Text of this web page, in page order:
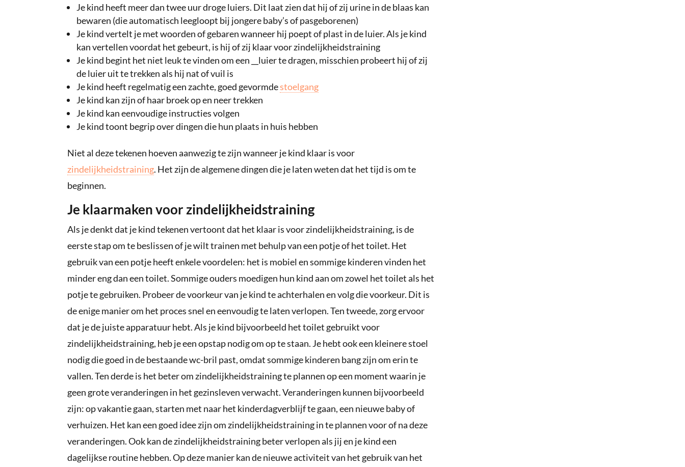
Je kind heeft meer dan twee uur droge luiers. Dit laat zien dat hij of zij urine in de blaas kan
bewaren (die automatisch leegloopt bij jongere baby’s of pasgeborenen)
Je kind vertelt je met woorden of gebaren wanneer hij poept of plast in de luier. Als je kind
kan vertellen voordat het gebeurt, is hij of zij klaar voor zindelijkheidstraining
Je kind begint het niet leuk te vinden om een __luier te dragen, misschien probeert hij of zij
de luier uit te trekken als hij nat of vuil is
Je kind heeft regelmatig een zachte, goed gevormdestoelgang
Je kind kan zijn of haar broek op en neer trekken
Je kind kan eenvoudige instructies volgen
Je kind toont begrip over dingen die hun plaats in huis hebben
Niet al deze tekenen hoeven aanwezig te zijn wanneer je kind klaar is voor
zindelijkheidstraining. Het zijn de algemene dingen die je laten weten dat het tijd is om te
beginnen.
Je klaarmaken voor zindelijkheidstraining
Als je denkt dat je kind tekenen vertoont dat het klaar is voor zindelijkheidstraining, is de
eerste stap om te beslissen of je wilt trainen met behulp van een potje of het toilet. Het
gebruik van een potje heeft enkele voordelen: het is mobiel en sommige kinderen vinden het
minder eng dan een toilet. Sommige ouders moedigen hun kind aan om zowel het toilet als het
potje te gebruiken. Probeer de voorkeur van je kind te achterhalen en volg die voorkeur. Dit is
de enige manier om het proces snel en eenvoudig te laten verlopen. Ten tweede, zorg ervoor
dat je de juiste apparatuur hebt. Als je kind bijvoorbeeld het toilet gebruikt voor
zindelijkheidstraining, heb je een opstap nodig om op te staan. Je hebt ook een kleinere stoel
nodig die goed in de bestaande wc-bril past, omdat sommige kinderen bang zijn om erin te
vallen. Ten derde is het beter om zindelijkheidstraining te plannen op een moment waarin je
geen grote veranderingen in het gezinsleven verwacht. Veranderingen kunnen bijvoorbeeld
zijn: op vakantie gaan, starten met naar het kinderdagverblijf te gaan, een nieuwe baby of
verhuizen. Het kan een goed idee zijn om zindelijkheidstraining in te plannen voor of na deze
veranderingen. Ook kan de zindelijkheidstraining beter verlopen als jij en je kind een
dagelijkse routine hebben. Op deze manier kan de nieuwe activiteit van het gebruik van het